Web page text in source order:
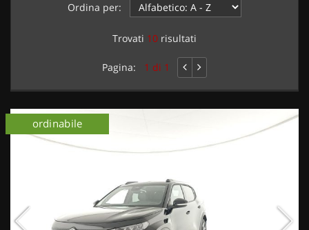
Ordina per:
Trovati 10 risultati
Pagina: 1 di 1
km 0 km 0